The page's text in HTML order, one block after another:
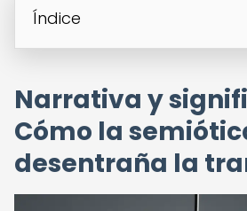
Índice
Narrativa y
Cómo la
desentraña la